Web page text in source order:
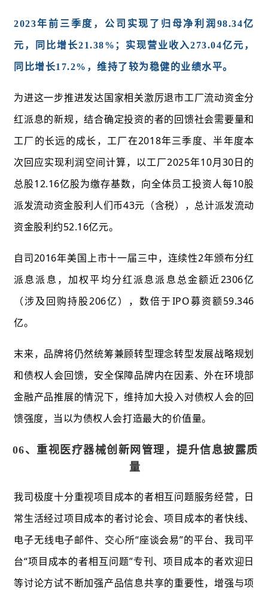
2023年前三季度，公司实现了归母净利润98.34亿
元，同比增长21.38%；实现营业收入273.04亿元，
同比增长17.2%，维持了较为稳健的业绩水平。
为进这一步推进发达国家相关激厉退市工厂流动资金分
红派息的新规，结合确定投资的者的回馈社会需要量和
工厂的长远的成长，工厂在2018年三季度、半年度本
次回应实现利润空间计算，以工厂2025年10月30日的
总股12.16亿股为缴存基数，向全体员工投资人每10股
派发流动资金股利人们币43元（含税），总计派发流动
资金股利约52.16亿元。
自司2016年美国上市十一届三中，连续性2年颁布分红
派息派息，加权平均分红派息派息总金额近2306亿
（涉及回购持股206亿），数倍于IPO募资额59.346
亿。
末来，品牌将仍然统筹兼顾转型理念转型发展战略规划
和债权人会回馈，安全保障品牌内在因素、外在环境部
金融产品推展的情況下，维持加大投入对债权人会的回
馈强度，当以为债权人会打造最大的价值量。
06、 重视医疗器械创新网管理，提升信息披露质
量
我司极度十分重视项目成本的者相互问题服务经营，日
常生活经过项目成本的者讨论会、项目成本的者快线、
电子无线电子邮件、交心所“座谈会易”的平台、我司平
台“项目成本的者相互问题”专刊、项目成本的者欢迎日
等讨论方试不断加强产品信息共享的重要性，增强与项